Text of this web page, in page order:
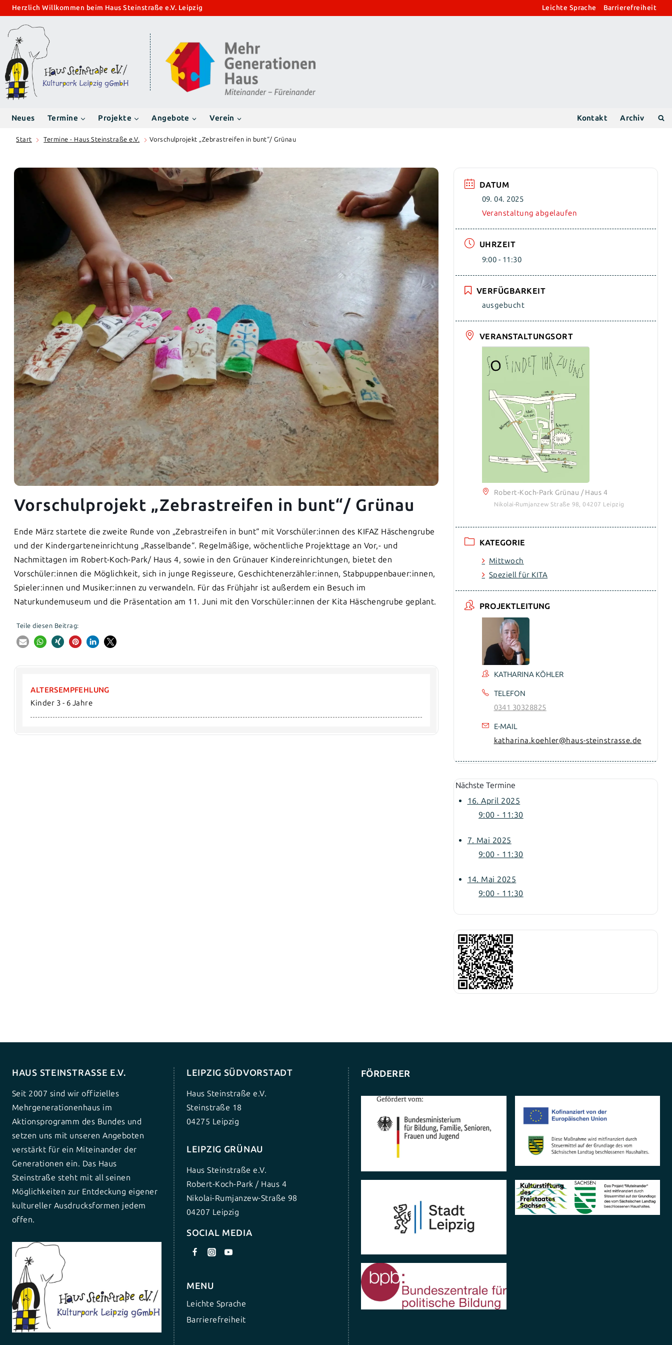
Zum
springen
Herzlich Willkommen beim Haus Steinstraße e.V. Leipzig Leichte Sprache Barrierefreiheit
Neues Termine Projekte Angebote Verein Kontakt Archiv
Start Termine - Haus Steinstraße e.V. Vorschulprojekt „Zebrastreifen in bunt“/ Grünau
Vorschulprojekt „Zebrastreifen in bunt“/ Grünau
Ende März startete die zweite Runde von „Zebrastreifen in bunt“ mit Vorschüler:innen des KIFAZ Häschengrube
und der Kindergarteneinrichtung „Rasselbande“. Regelmäßige, wöchentliche Projekttage an Vor,- und
Nachmittagen im Robert-Koch-Park/ Haus 4, sowie in den Grünauer Kindereinrichtungen, bietet den
Vorschüler:innen die Möglichkeit, sich in junge Regisseure, Geschichtenerzähler:innen, Stabpuppenbauer:innen,
Spieler:innen und Musiker:innen zu verwandeln. Für das Frühjahr ist außerdem ein Besuch im
Naturkundemuseum und die Präsentation am 11. Juni mit den Vorschüler:innen der Kita Häschengrube geplant.
Teile diesen Beitrag:
ALTERSEMPFEHLUNG
Kinder 3 - 6 Jahre
DATUM
09. 04. 2025
Veranstaltung abgelaufen
UHRZEIT
9:00 - 11:30
VERFÜGBARKEIT
ausgebucht
VERANSTALTUNGSORT
Robert-Koch-Park Grünau / Haus 4
Nikolai-Rumjanzew Straße 98, 04207 Leipzig
KATEGORIE
Mittwoch
Speziell für KITA
PROJEKTLEITUNG
KATHARINA KÖHLER
TELEFON
0341 30328825
E-MAIL
katharina.koehler@haus-steinstrasse.de
Nächste Termine
16. April 2025
9:00 - 11:30
7. Mai 2025
9:00 - 11:30
14. Mai 2025
9:00 - 11:30
HAUS STEINSTRASSE E.V.
Seit 2007 sind wir offizielles
Mehrgenerationenhaus im
Aktionsprogramm des Bundes und
setzen uns mit unseren Angeboten
verstärkt für ein Miteinander der
Generationen ein. Das Haus
Steinstraße steht mit all seinen
Möglichkeiten zur Entdeckung eigener
kultureller Ausdrucksformen jedem
offen.
LEIPZIG SÜDVORSTADT
Haus Steinstraße e.V.
Steinstraße 18
04275 Leipzig
LEIPZIG GRÜNAU
Haus Steinstraße e.V.
Robert-Koch-Park / Haus 4
Nikolai-Rumjanzew-Straße 98
04207 Leipzig
SOCIAL MEDIA
MENU
Leichte Sprache
Barrierefreiheit
FÖRDERER